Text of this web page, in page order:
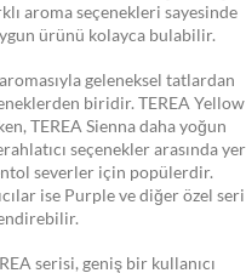
aroma seçenekleri sayesinde
ürünü kolayca bulabilir.
geleneksel tatlardan
biridir. TEREA Yellow
TEREA Sienna daha yoğun
seçenekler arasında yer
severler için popülerdir.
ise Purple ve diğer özel seri
serisi, geniş bir kullanıcı